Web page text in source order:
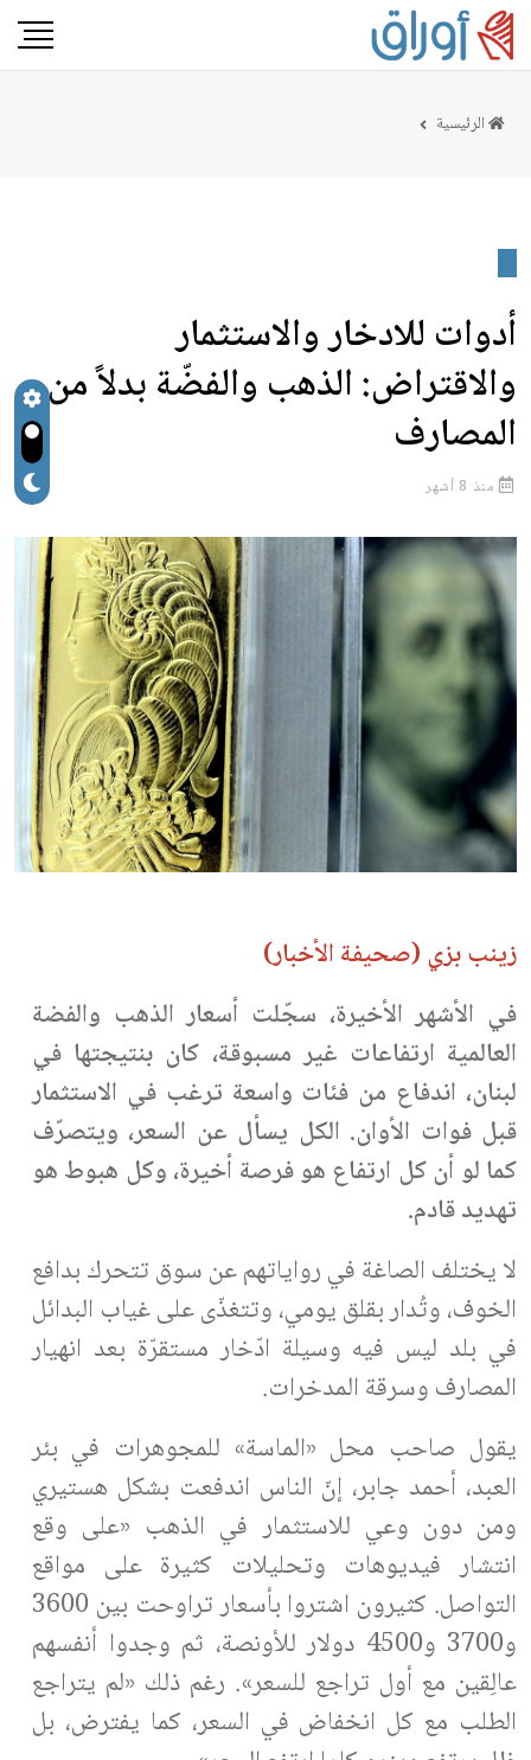
الرئيسية
أدوات للادخار والاستثمار
والاقتراض: الذهب والفضّة بدلاً من
المصارف
منذ 8 أشهر
زينب بزي (صحيفة الأخبار)
في الأشهر الأخيرة، سجّلت أسعار الذهب والفضة
العالمية ارتفاعات غير مسبوقة، كان بنتيجتها في
لبنان، اندفاع من فئات واسعة ترغب في الاستثمار
قبل فوات الأوان. الكل يسأل عن السعر، ويتصرّف
كما لو أن كل ارتفاع هو فرصة أخيرة، وكل هبوط هو
تهديد قادم.
لا يختلف الصاغة في رواياتهم عن سوق تتحرك بدافع
الخوف، وتُدار بقلق يومي، وتتغذّى على غياب البدائل
في بلد ليس فيه وسيلة ادّخار مستقرّة بعد انهيار
المصارف وسرقة المدخرات.
يقول صاحب محل «الماسة» للمجوهرات في بئر
العبد، أحمد جابر، إنّ الناس اندفعت بشكل هستيري
ومن دون وعي للاستثمار في الذهب «على وقع
انتشار فيديوهات وتحليلات كثيرة على مواقع
التواصل. كثيرون اشتروا بأسعار تراوحت بين 3600
و3700 و4500 دولار للأونصة، ثم وجدوا أنفسهم
عالِقين مع أول تراجع للسعر». رغم ذلك «لم يتراجع
الطلب مع كل انخفاض في السعر، كما يفترض، بل